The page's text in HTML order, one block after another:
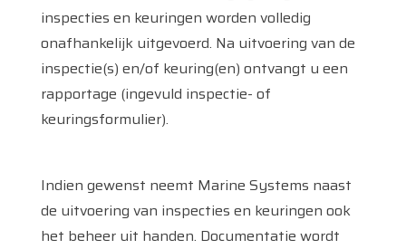
inspecties en keuringen worden volledig
onafhankelijk uitgevoerd. Na uitvoering van de
inspectie(s) en/of keuring(en) ontvangt u een
rapportage (ingevuld inspectie- of
keuringsformulier).
Indien gewenst neemt Marine Systems naast
de uitvoering van inspecties en keuringen ook
het beheer uit handen. Documentatie wordt